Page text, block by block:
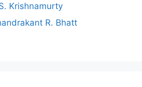
Krishnamurty
R. Bhatt